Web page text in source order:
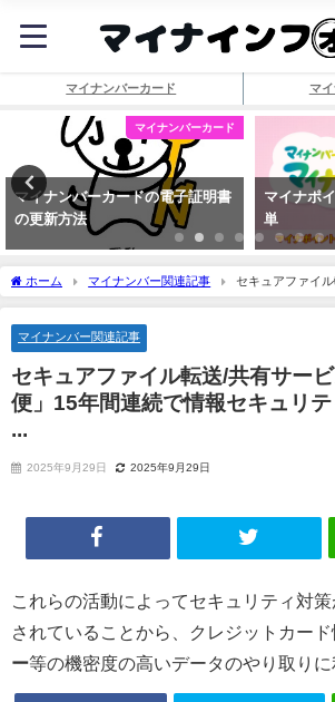
マイナンバーカード マ
マイナンバーカード
マイナンバーカードの電子証明書
の更新方法
マイナポ
単
ホーム マイナンバー関連記事
セキュアファイ
ト便」15年間連続で情報セキュリティ格付け最高位 ...
マイナンバー関連記事
セキュアファイル転送/共有サー
便」15年間連続で情報セキュリ
...
2025年9月29日 2025年9月29日
これらの活動によってセキュリティ対
されていることから、クレジットカー
ー等の機密度の高いデータのやり取りに